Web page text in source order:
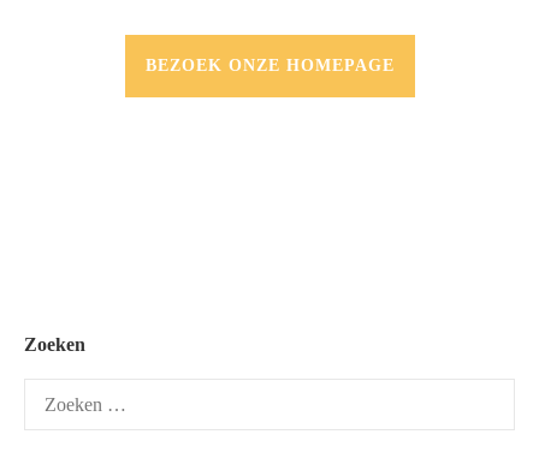
BEZOEK ONZE HOMEPAGE
Zoeken
naar: